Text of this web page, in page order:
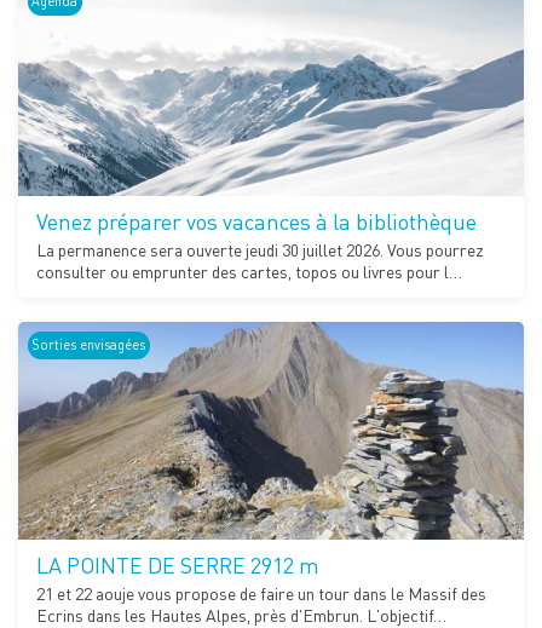
Venez préparer vos vacances à la bibliothèque
La permanence sera ouverte jeudi 30 juillet 2026. Vous pourrez
consulter ou emprunter des cartes, topos ou livres pour l…
Sorties envisagées
LA POINTE DE SERRE 2912 m
21 et 22 aouje vous propose de faire un tour dans le Massif des
Ecrins dans les Hautes Alpes, près d'Embrun. L'objectif…